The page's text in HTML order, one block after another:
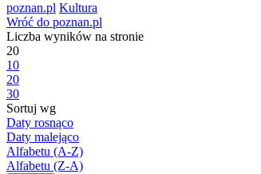
poznan.pl Kultura
Wróć do poznan.pl
Liczba wyników na stronie
20
10
20
30
Sortuj wg
Daty rosnąco
Daty malejąco
Alfabetu (A-Z)
Alfabetu (Z-A)